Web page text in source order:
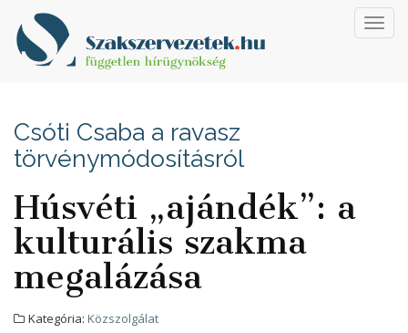
Csóti Csaba a ravasz
törvénymódosításról
Húsvéti „ajándék”: a
kulturális szakma
megalázása
Kategória: Közszolgálat